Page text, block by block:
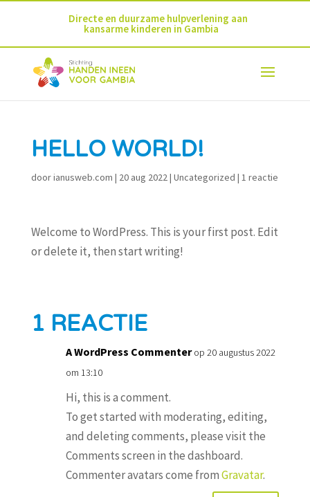
Directe en duurzame hulpverlening aan
kansarme kinderen in Gambia
HELLO WORLD!
doorianusweb.com | 20 aug 2022| Uncategorized | 1 reactie
Welcome to WordPress. This is your first post. Edit
or delete it, then start writing!
1 REACTIE
A WordPress Commenter op 20 augustus 2022
om 13:10
Hi, this is a comment.
To get started with moderating, editing,
and deleting comments, please visit the
Comments screen in the dashboard.
Commenter avatars come fromGravatar.